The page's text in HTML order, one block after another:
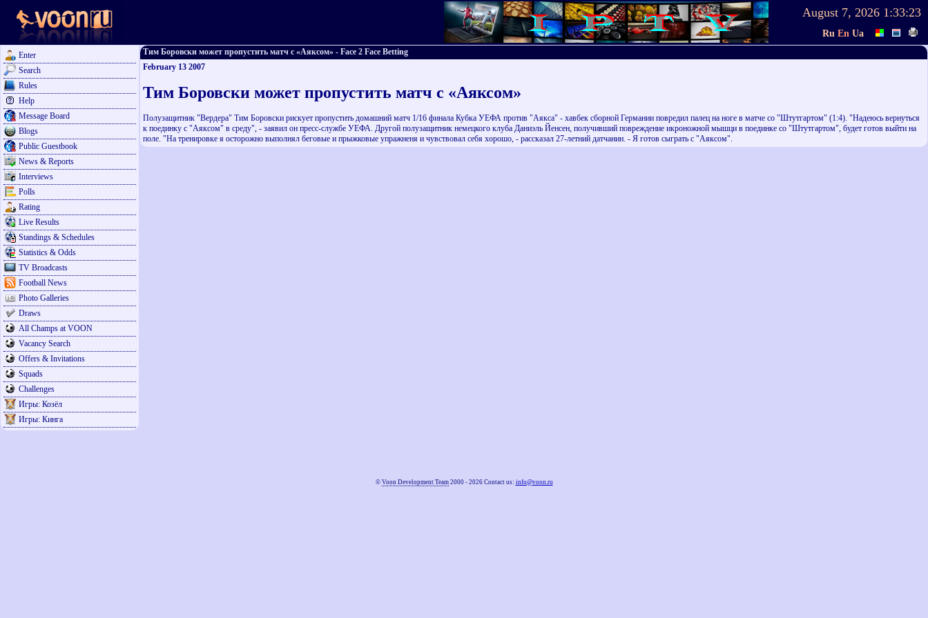
August 7, 2026 1:33:23
Ru En Ua
Enter
Search
Rules
Help
Message Board
Blogs
Public Guestbook
News & Reports
Interviews
Polls
Rating
Live Results
Standings & Schedules
Statistics & Odds
TV Broadcasts
Football News
Photo Galleries
Draws
All Champs at VOON
Vacancy Search
Offers & Invitations
Squads
Challenges
Игры: Козёл
Игры: Кинга
Тим Боровски может пропустить матч с «Аяксом» - Face 2 Face Betting
February 13 2007
Тим Боровски может пропустить матч с «Аяксом»
Полузащитник "Вердера" Тим Боровски рискует пропустить домашний матч 1/16 финала Кубка УЕФА против "Аякса" - хавбек сборной Германии повредил палец на ноге в матче со "Штутгартом" (1:4). "Надеюсь вернуться
к поединку с "Аяксом" в среду", - заявил он пресс-службе УЕФА. Другой полузащитник немецкого клуба Даниэль Йенсен, получивший повреждение икроножной мышци в поединке со "Штутгартом", будет готов выйти на
поле. "На тренировке я осторожно выполнял беговые и прыжковые упражненя и чувствовал себя хорошо, - рассказал 27-летний датчанин. - Я готов сыграть с "Аяксом".
© Voon Development Team2000 - 2026 Contact us: info@voon.ru